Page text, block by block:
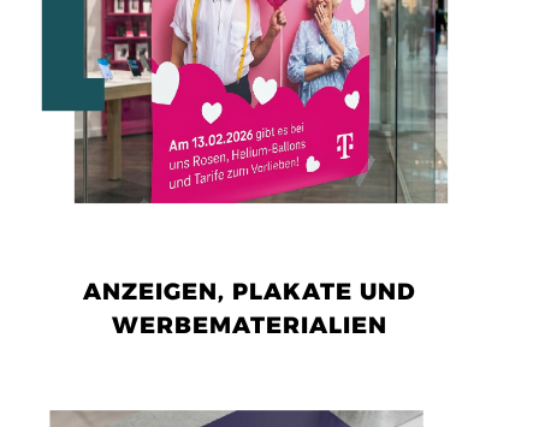
ANZEIGEN, PLAKATE UND
WERBEMATERIALIEN